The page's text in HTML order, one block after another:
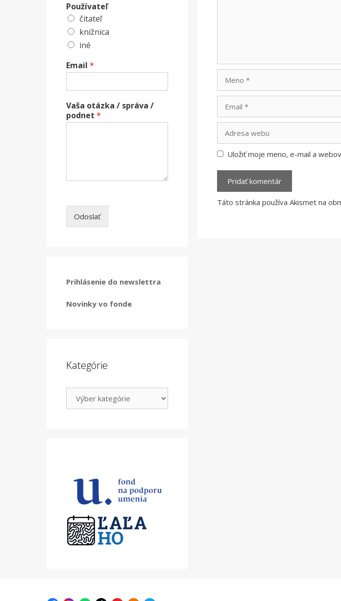
webu
Uložiť moje meno, e-mail a
Táto stránka používa Akismet na
Používateľ
čitateľ
knižnica
iné
Email *
Vaša otázka / správa /
podnet *
Odoslať
Prihlásenie do newslettra
Novinky vo fonde
Kategórie